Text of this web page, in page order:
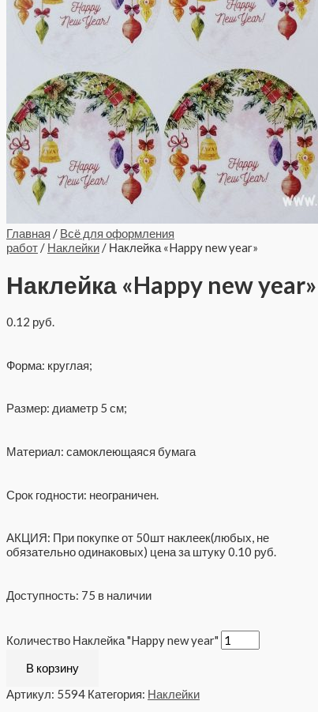
Главная / Всё для оформления
работ/ Наклейки/ Наклейка «Happy new year»
Наклейка «Happy new year»
0.12 руб.
Форма: круглая;
Размер: диаметр 5 см;
Материал: самоклеющаяся бумага
Срок годности: неограничен.
АКЦИЯ: При покупке от 50шт наклеек(любых, не
обязательно одинаковых) цена за штуку 0.10 руб.
Доступность: 75 в наличии
Количество Наклейка "Happy new year"
В корзину
Артикул: 5594 Категория: Наклейки